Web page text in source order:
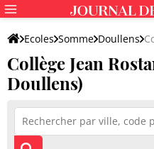
Ecoles Somme Doullens
Collège Jean
Doullens)